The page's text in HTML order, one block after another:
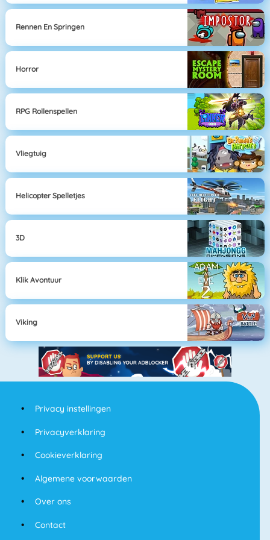
Rennen En Springen
Horror
RPG Rollenspellen
Vliegtuig
Helicopter Spelletjes
3D
Klik Avontuur
Viking
Privacy instellingen
Privacyverklaring
Cookieverklaring
Algemene voorwaarden
Over ons
Contact